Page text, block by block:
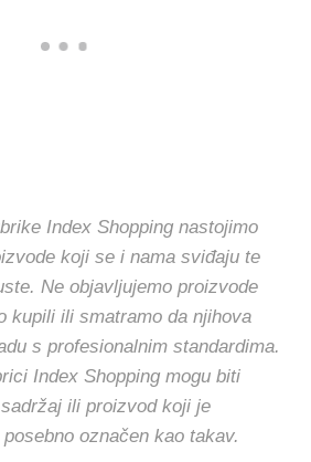
Index Shopping nastojimo
koji se i nama sviđaju te
Ne objavljujemo proizvode
kupili ili smatramo da njihova
s profesionalnim standardima.
Index Shopping mogu biti
ili proizvod koji je
označen kao takav.